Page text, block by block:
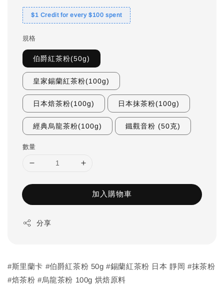
$1 Credit for every $100 spent
規格
伯爵紅茶粉(50g)
皇家錫蘭紅茶粉(100g)
日本焙茶粉(100g) 日本抹茶粉(100g)
經典烏龍茶粉(100g) 鐵觀音粉 (50克)
數量
加入購物車
分享
#斯里蘭卡 #伯爵紅茶粉 50g #錫蘭紅茶粉 日本 靜岡 #抹茶粉
#焙茶粉 #烏龍茶粉 100g 烘焙原料